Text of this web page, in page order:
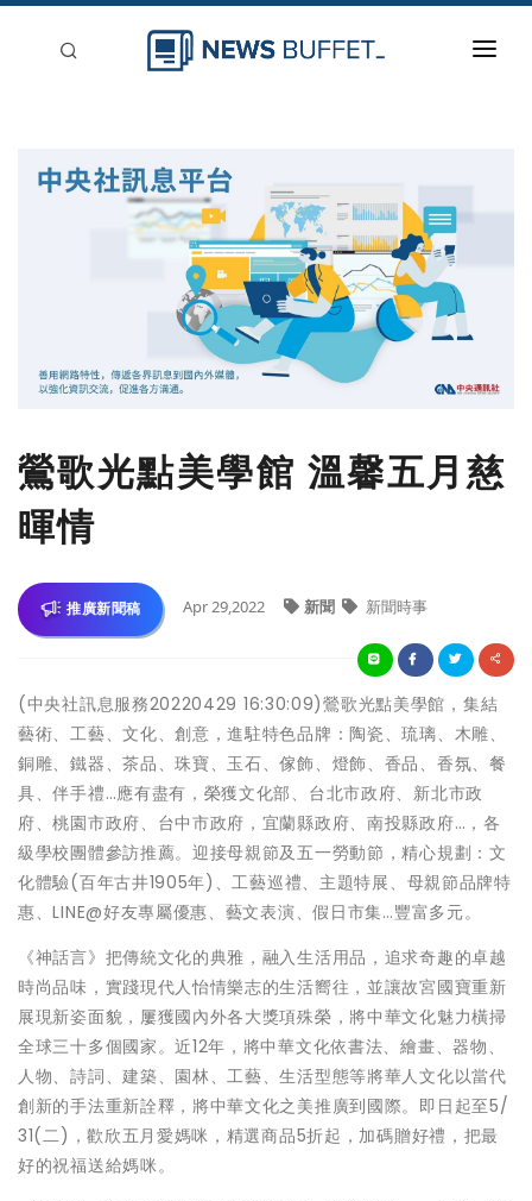
鶯歌光點美學館 溫馨五月慈
暉情
推廣新聞稿 Apr 29,2022 新聞 新聞時事
(中央社訊息服務20220429 16:30:09)鶯歌光點美學館，集結
藝術、工藝、文化、創意，進駐特色品牌：陶瓷、琉璃、木雕、
銅雕、鐵器、茶品、珠寶、玉石、傢飾、燈飾、香品、香氛、餐
具、伴手禮…應有盡有，榮獲文化部、台北市政府、新北市政
府、桃園市政府、台中市政府，宜蘭縣政府、南投縣政府…，各
級學校團體參訪推薦。迎接母親節及五一勞動節，精心規劃：文
化體驗(百年古井1905年)、工藝巡禮、主題特展、母親節品牌特
惠、LINE@好友專屬優惠、藝文表演、假日市集…豐富多元。
《神話言》把傳統文化的典雅，融入生活用品，追求奇趣的卓越
時尚品味，實踐現代人怡情樂志的生活嚮往，並讓故宮國寶重新
展現新姿面貌，屢獲國內外各大獎項殊榮，將中華文化魅力橫掃
全球三十多個國家。近12年，將中華文化依書法、繪畫、器物、
人物、詩詞、建築、園林、工藝、生活型態等將華人文化以當代
創新的手法重新詮釋，將中華文化之美推廣到國際。即日起至5/
31(二)，歡欣五月愛媽咪，精選商品5折起，加碼贈好禮，把最
好的祝福送給媽咪。